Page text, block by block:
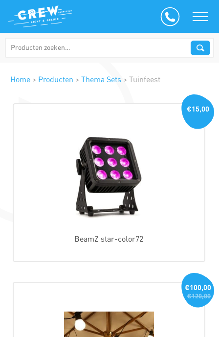
Home> Producten > Thema Sets > Tuinfeest
BeamZ star-color72
€15,00
€120,00
€100,00